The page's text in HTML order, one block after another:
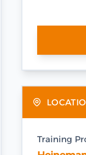
Training